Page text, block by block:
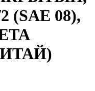
(SAE 08),